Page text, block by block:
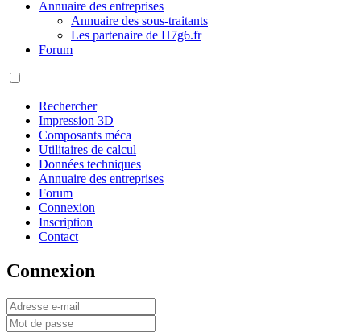
Annuaire des entreprises
Annuaire des sous-traitants
Les partenaire de H7g6.fr
Forum
Rechercher
Impression 3D
Composants méca
Utilitaires de calcul
Données techniques
Annuaire des entreprises
Forum
Connexion
Inscription
Contact
Connexion